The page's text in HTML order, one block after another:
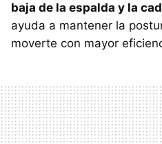
baja de la espalda y la
ayuda a mantener la
moverte con mayor